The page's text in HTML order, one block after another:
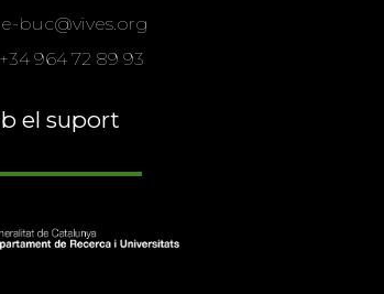
e-buc@vives.org
+34 964 72 89 93
el suport